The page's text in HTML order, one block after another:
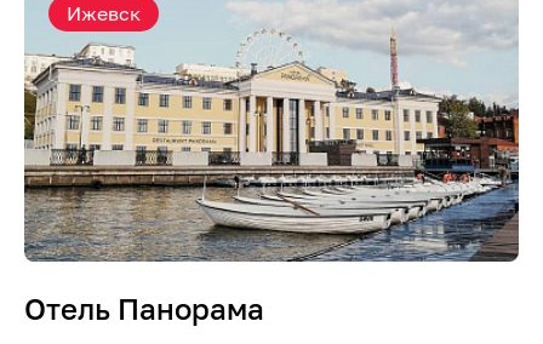
Ижевск
Отель Панорама